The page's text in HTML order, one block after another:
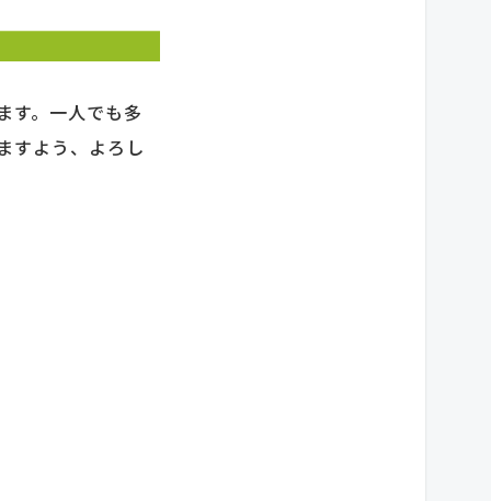
す。一人でも多
すよう、よろし